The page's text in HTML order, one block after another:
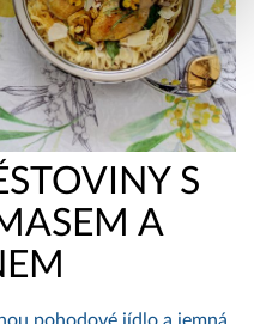
S
A
pohodové jídlo a jemná